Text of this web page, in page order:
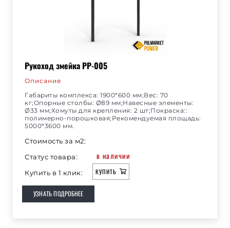
Рукоход змейка РР-005
Описание
Габариты комплекса: 1900*600 мм;Вес: 70
кг;Опорные столбы: Ø89 мм;Навесные элементы:
Ø33 мм;Хомуты для крепления: 2 шт;Покраска::
полимерно-порошковая;Рекомендуемая площадь:
5000*3600 мм.
Стоимость за м2:
Статус товара:
в наличии
Купить в 1 клик: КУПИТЬ
УЗНАТЬ ПОДРОБНЕЕ